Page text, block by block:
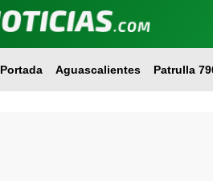
Portada Aguascalientes Patrulla